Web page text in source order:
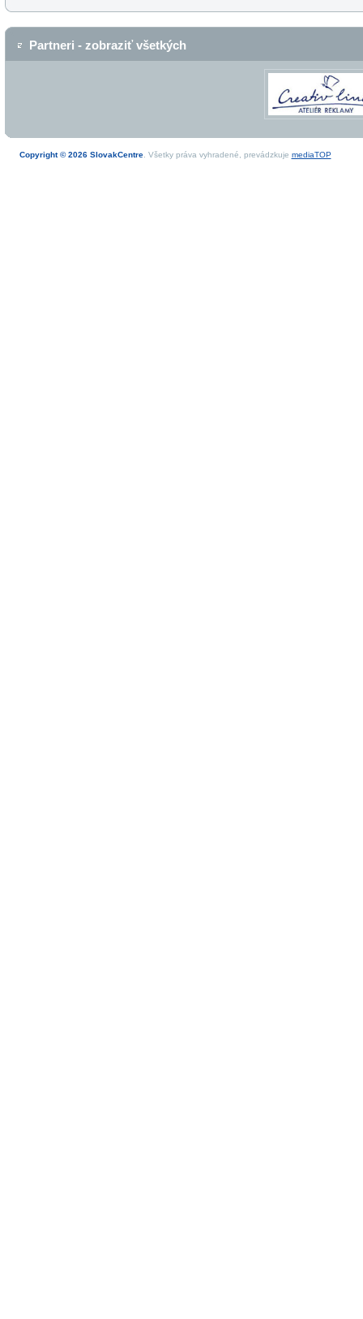
Partneri - zobraziť všetkých
Copyright © 2026 SlovakCentre. Všetky práva vyhradené, prevádzkuje mediaTOP